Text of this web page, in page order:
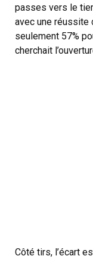
passes vers le
avec une réussite
seulement 57%
cherchait
Côté tirs, l’écart